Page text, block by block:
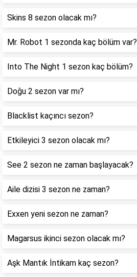
Skins 8 sezon olacak mı?
Mr. Robot 1 sezonda kaç bölüm var?
Into The Night 1 sezon kaç bölüm?
Doğu 2 sezon var mı?
Blacklist kaçıncı sezon?
Etkileyici 3 sezon olacak mı?
See 2 sezon ne zaman başlayacak?
Aile dizisi 3 sezon ne zaman?
Exxen yeni sezon ne zaman?
Magarsus ikinci sezon olacak mı?
Aşk Mantık İntikam kaç sezon?